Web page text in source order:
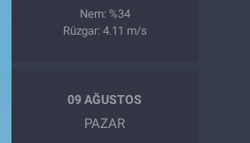
Nem: %34
Rüzgar: 4.11 m/s
09 AĞUSTOS
PAZAR